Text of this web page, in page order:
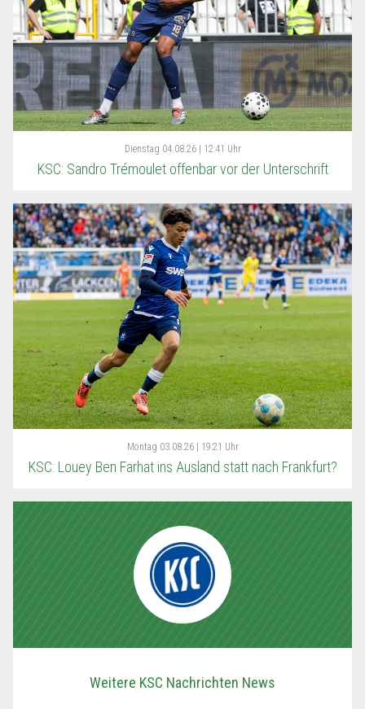
Dienstag 04.08.26 | 12:41 Uhr
KSC: Sandro Trémoulet offenbar vor der Unterschrift
Montag 03.08.26 | 19:21 Uhr
KSC: Louey Ben Farhat ins Ausland statt nach Frankfurt?
Weitere KSC Nachrichten News